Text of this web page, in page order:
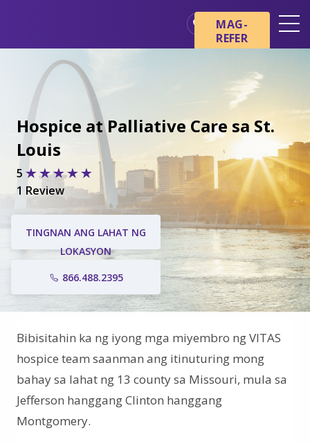
Mga Lokasyon
Mga Pangunahing Kaalaman
tungkol sa Hospice
Ang aming mga Serbisyo
Healthcare Professionals
Pamilya at Mga Tagapag-
alaga
MAG-
REFER
Hospice at Palliative Care sa St.
Louis
5
1 Review
866.488.2395
TINGNAN ANG LAHAT NG
LOKASYON
Bibisitahin ka ng iyong mga miyembro ng VITAS
hospice team saanman ang itinuturing mong
bahay sa lahat ng 13 county sa Missouri, mula sa
Jefferson hanggang Clinton hanggang
Montgomery.